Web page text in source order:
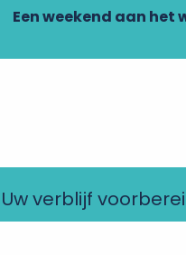
Een weekend aan het
Uw verblijf
en
in je inbox.